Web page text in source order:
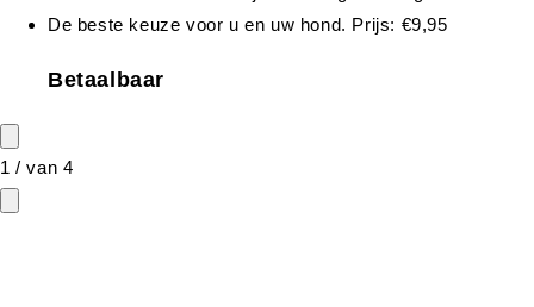
Betaalbaar
1 /van 4